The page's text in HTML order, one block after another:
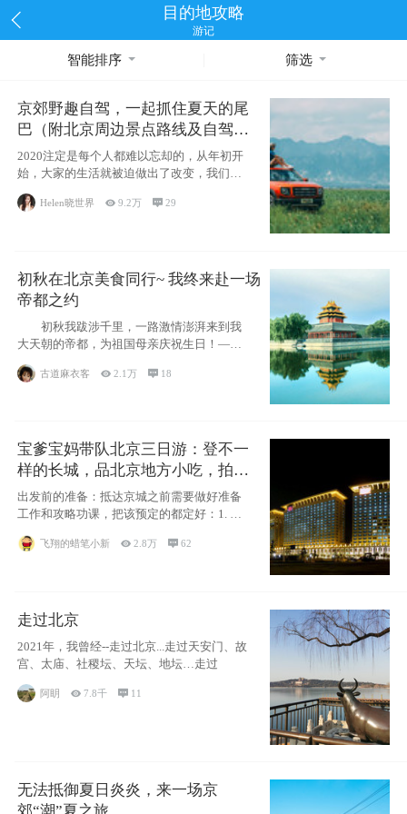
目的地攻略
游记
智能排序 筛选
京郊野趣自驾，一起抓住夏天的尾
巴（附北京周边景点路线及自驾攻
略）
2020注定是每个人都难以忘却的，从年初开
始，大家的生活就被迫做出了改变，我们也
不例外。本来双双辞职是为
Helen晓世界 9.2万 29
初秋在北京美食同行~ 我终来赴一场
帝都之约
初秋我跋涉千里，一路激情澎湃来到我
大天朝的帝都，为祖国母亲庆祝生日！——
古道麻衣客 2.1万  18
宝爹宝妈带队北京三日游：登不一
样的长城，品北京地方小吃，拍盘
古七星夜景！
出发前的准备：抵达京城之前需要做好准备
工作和攻略功课，把该预定的都定好：1. 酒
飞翔的蜡笔小新 2.8万 62
走过北京
2021年，我曾经--走过北京...走过天安门、故
宫、太庙、社稷坛、天坛、地坛…走过
阿眀 7.8千  11
无法抵御夏日炎炎，来一场京